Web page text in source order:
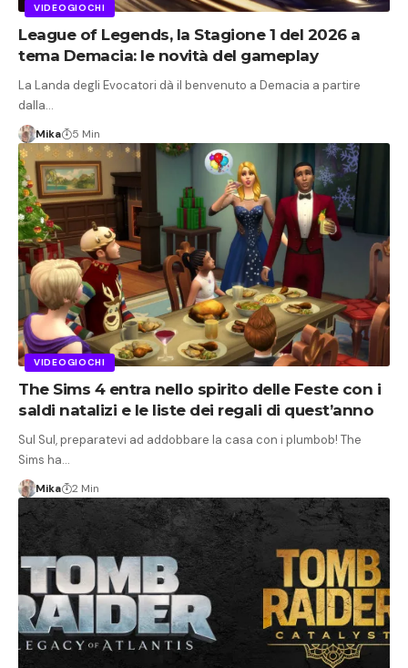
VIDEOGIOCHI
League of Legends, la Stagione 1 del 2026 a
tema Demacia: le novità del gameplay
La Landa degli Evocatori dà il benvenuto a Demacia a partire
dalla…
Mika 5 Min
VIDEOGIOCHI
The Sims 4 entra nello spirito delle Feste con i
saldi natalizi e le liste dei regali di quest’anno
Sul Sul, preparatevi ad addobbare la casa con i plumbob! The
Sims ha…
Mika 2 Min